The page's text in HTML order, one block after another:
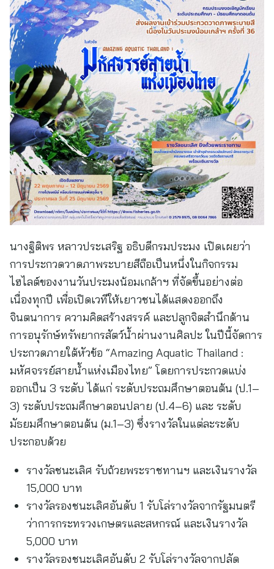
นางฐิติพร หลาวประเสริฐ อธิบดีกรมประมง เปิดเผยว่า
การประกวดวาดภาพระบายสีถือเป็นหนึ่งในกิจกรรม
ไฮไลต์ของงานวันประมงน้อมเกล้าฯ ที่จัดขึ้นอย่างต่อ
เนื่องทุกปี เพื่อเปิดเวทีให้เยาวชนได้แสดงออกถึง
จินตนาการ ความคิดสร้างสรรค์ และปลูกจิตสำนึกด้าน
การอนุรักษ์ทรัพยากรสัตว์น้ำผ่านงานศิลปะ ในปีนี้จัดการ
ประกวดภายใต้หัวข้อ “Amazing Aquatic Thailand :
มหัศจรรย์สายน้ำแห่งเมืองไทย” โดยการประกวดแบ่ง
ออกเป็น 3 ระดับ ได้แก่ ระดับประถมศึกษาตอนต้น (ป.1–
3) ระดับประถมศึกษาตอนปลาย (ป.4–6) และ ระดับ
มัธยมศึกษาตอนต้น (ม.1–3) ซึ่งรางวัลในแต่ละระดับ
ประกอบด้วย
รางวัลชนะเลิศ รับถ้วยพระราชทานฯ และเงินรางวัล
15,000 บาท
รางวัลรองชนะเลิศอันดับ 1 รับโล่รางวัลจากรัฐมนตรี
ว่าการกระทรวงเกษตรและสหกรณ์ และเงินรางวัล
5,000 บาท
รางวัลรองชนะเลิศอันดับ 2 รับโล่รางวัลจากปลัด